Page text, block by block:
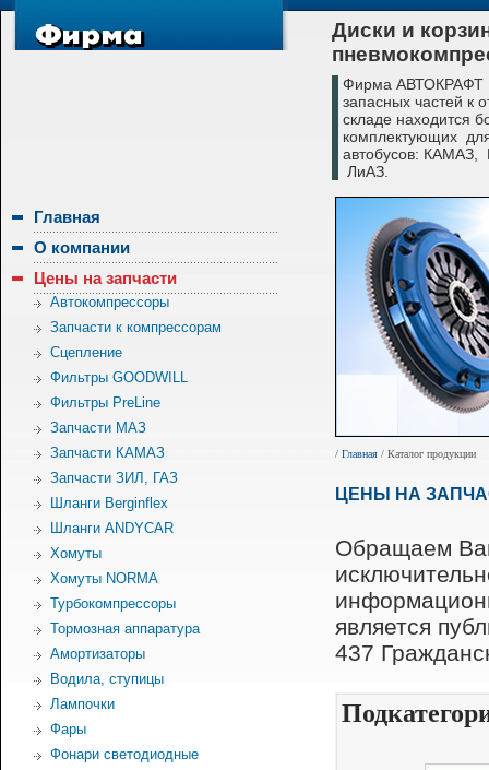
Диски и
Фирма АВТОКРАФТ
запасных частей к
складе находится
комплектующих
автобусов:
ЛиАЗ.
Главная
О компании
Цены на запчасти
Автокомпрессоры
Запчасти к компрессорам
Сцепление
Фильтры GOODWILL
Фильтры PreLine
Запчасти МАЗ
Запчасти КАМАЗ
Запчасти ЗИЛ, ГАЗ
Шланги Berginflex
Шланги ANDYCAR
Хомуты
Хомуты NORMA
Турбокомпрессоры
Тормозная аппаратура
Амортизаторы
Водила, ступицы
Лампочки
Фары
Фонари светодиодные
/ Главная / Каталог продукции
ЦЕНЫ НА
Обращаем
является
437